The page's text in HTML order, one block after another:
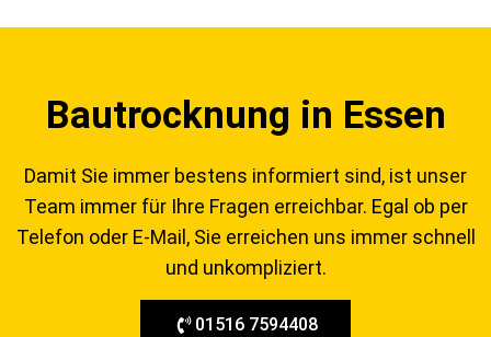
Bautrocknung in Essen
Damit Sie immer bestens informiert sind, ist unser
Team immer für Ihre Fragen erreichbar. Egal ob per
Telefon oder E-Mail, Sie erreichen uns immer schnell
und unkompliziert.
01516 7594408